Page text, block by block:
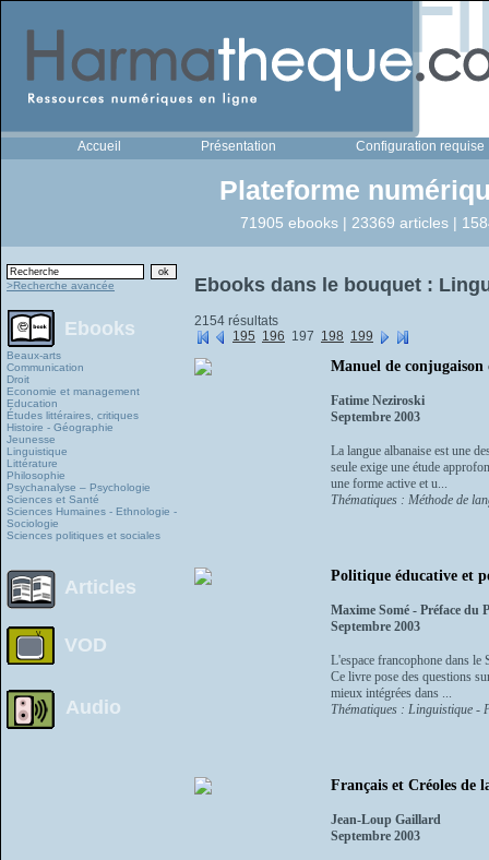
Accueil Présentation Configuration requise
Plateforme
71905 ebooks | 23369 articles |
>Recherche avancée
Ebooks
Beaux-arts
Communication
Droit
Economie et management
Education
Études littéraires, critiques
Histoire - Géographie
Jeunesse
Linguistique
Littérature
Philosophie
Psychanalyse – Psychologie
Sciences et Santé
Sciences Humaines - Ethnologie -
Sociologie
Sciences politiques et sociales
Articles
VOD
Audio
Ebooks dans le bouquet :
2154 résultats
195 196 197 198 199
Manuel de conjugaison
Fatime Neziroski
Septembre 2003
La langue albanaise est une
seule exige une étude
une forme active et u...
Thématiques : Méthode de
Politique éducative et
Maxime Somé - Préface du
Septembre 2003
L'espace francophone dans le
Ce livre pose des questions
mieux intégrées dans ...
Thématiques : Linguistique -
Français et Créoles de
Jean-Loup Gaillard
Septembre 2003